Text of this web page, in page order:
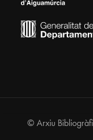
© Arxiu